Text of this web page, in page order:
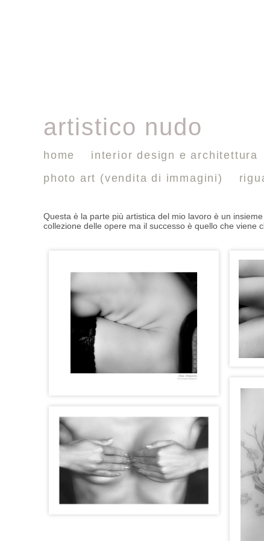
artistico nudo
home interior design e architettura
photo art (vendita di immagini)
Questa è la parte più artistica del mio lavoro è un
collezione delle opere ma il successo è quello che viene